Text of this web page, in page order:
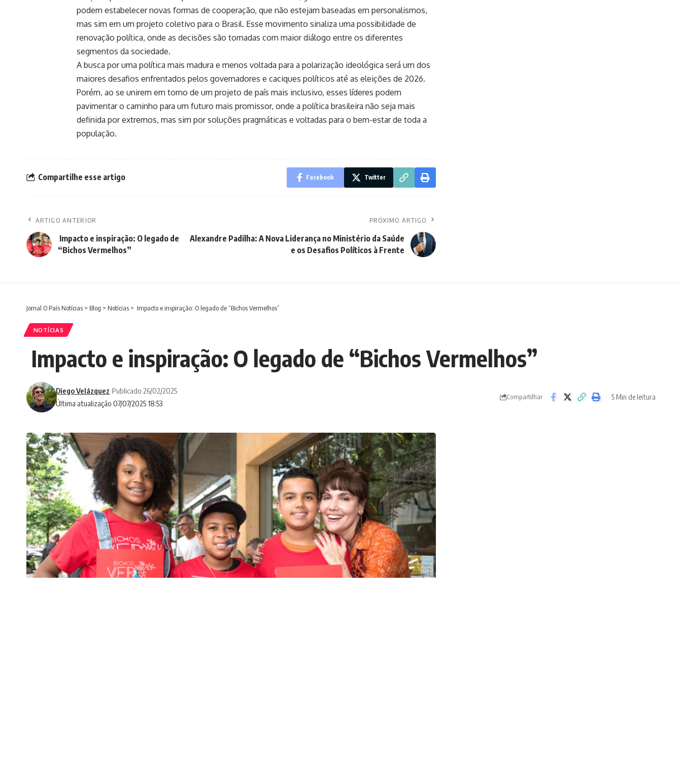
podem estabelecer novas formas de cooperação, que não estejam baseadas em personalismos,
mas sim em um projeto coletivo para o Brasil. Esse movimento sinaliza uma possibilidade de
renovação política, onde as decisões são tomadas com maior diálogo entre os diferentes
segmentos da sociedade.
A busca por uma política mais madura e menos voltada para a polarização ideológica será um dos
maiores desafios enfrentados pelos governadores e caciques políticos até as eleições de 2026.
Porém, ao se unirem em torno de um projeto de país mais inclusivo, esses líderes podem
pavimentar o caminho para um futuro mais promissor, onde a política brasileira não seja mais
definida por extremos, mas sim por soluções pragmáticas e voltadas para o bem-estar de toda a
população.
Compartilhe esse artigo Facebook Twitter
ARTIGO ANTERIOR
Impacto e inspiração: O legado de
“Bichos Vermelhos”
PRÓXIMO ARTIGO
Alexandre Padilha: A Nova Liderança no Ministério da Saúde
e os Desafios Políticos à Frente
Jornal O País Notícias > Blog > Notícias > Impacto e inspiração: O legado de “Bichos Vermelhos”
NOTÍCIAS
Impacto e inspiração: O legado de “Bichos Vermelhos”
Última atualização 07/07/2025 18:53
Diego Velázquez Publicado 26/02/2025
Compartilhar 5 Min de leitura